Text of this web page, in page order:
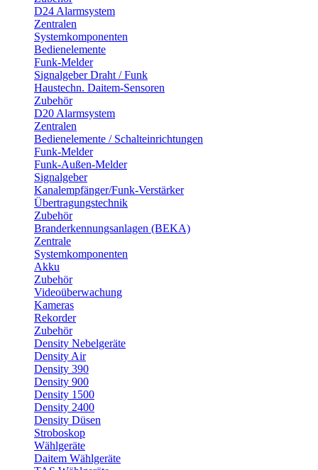
D24 Alarmsystem
Zentralen
Systemkomponenten
Bedienelemente
Funk-Melder
Signalgeber Draht / Funk
Haustechn. Daitem-Sensoren
Zubehör
D20 Alarmsystem
Zentralen
Bedienelemente / Schalteinrichtungen
Funk-Melder
Funk-Außen-Melder
Signalgeber
Kanalempfänger/Funk-Verstärker
Übertragungstechnik
Zubehör
Branderkennungsanlagen (BEKA)
Zentrale
Systemkomponenten
Akku
Zubehör
Videoüberwachung
Kameras
Rekorder
Zubehör
Density Nebelgeräte
Density Air
Density 390
Density 900
Density 1500
Density 2400
Density Düsen
Stroboskop
Wählgeräte
Daitem Wählgeräte